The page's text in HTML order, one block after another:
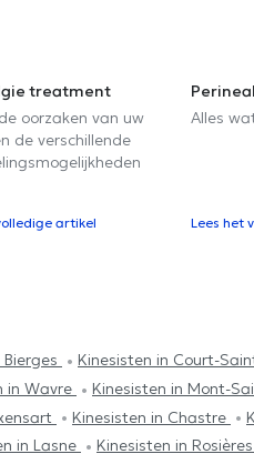
treatment
oorzaken van uw
de verschillende
artikel
Alles
Lees het
Kinesisten in Court-
in Wavre
Kinesisten in Mont-
Kinesisten in Chastre
in Lasne Kinesisten in Rosières